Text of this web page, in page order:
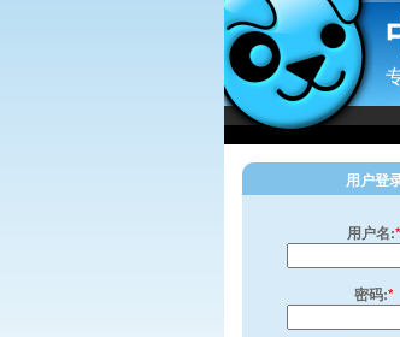
Skip to Content
用户登
用户名:*
密码:*